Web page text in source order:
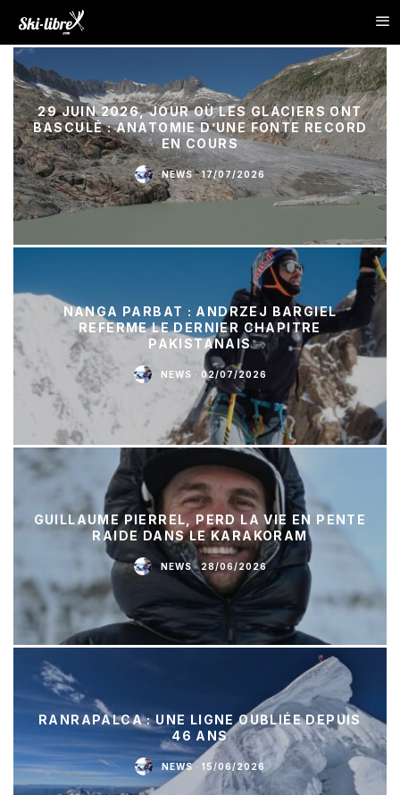
29 JUIN 2026, JOUR OÙ LES GLACIERS ONT
BASCULÉ : ANATOMIE D’UNE FONTE RECORD
EN COURS
NEWS · 17/07/2026
NANGA PARBAT : ANDRZEJ BARGIEL
REFERME LE DERNIER CHAPITRE
PAKISTANAIS
NEWS · 02/07/2026
GUILLAUME PIERREL, PERD LA VIE EN PENTE
RAIDE DANS LE KARAKORAM
NEWS · 28/06/2026
RANRAPALCA : UNE LIGNE OUBLIÉE DEPUIS
46 ANS
NEWS · 15/06/2026